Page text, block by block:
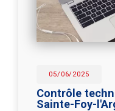
05/06/2025
Contrôle
Sainte-Foy-